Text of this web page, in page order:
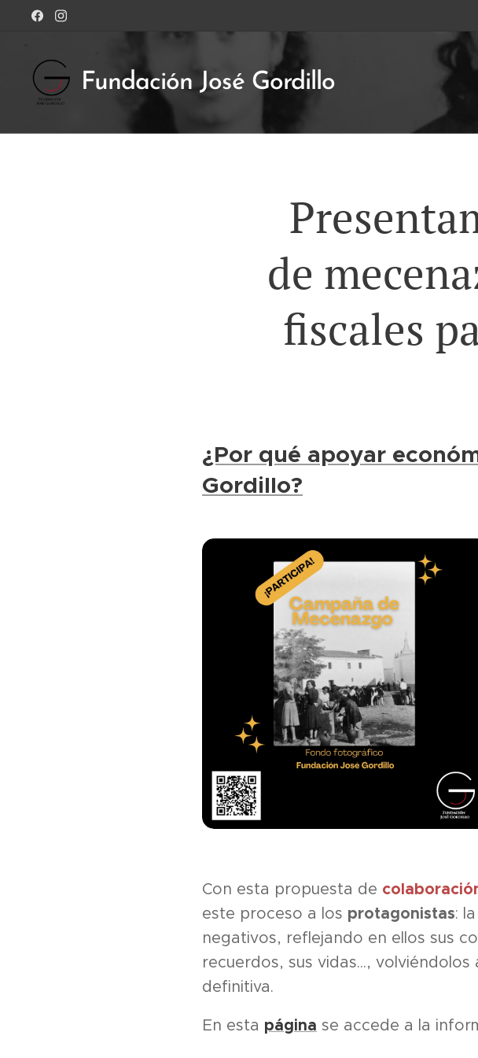
Fundación José Gordillo
de
fiscales
¿Por qué apoyar
Gordillo?
Con esta propuesta de
este proceso a los protagonistas: la
negativos, reflejando en ellos sus
recuerdos, sus vidas...,
definitiva.
En esta página se accede a la